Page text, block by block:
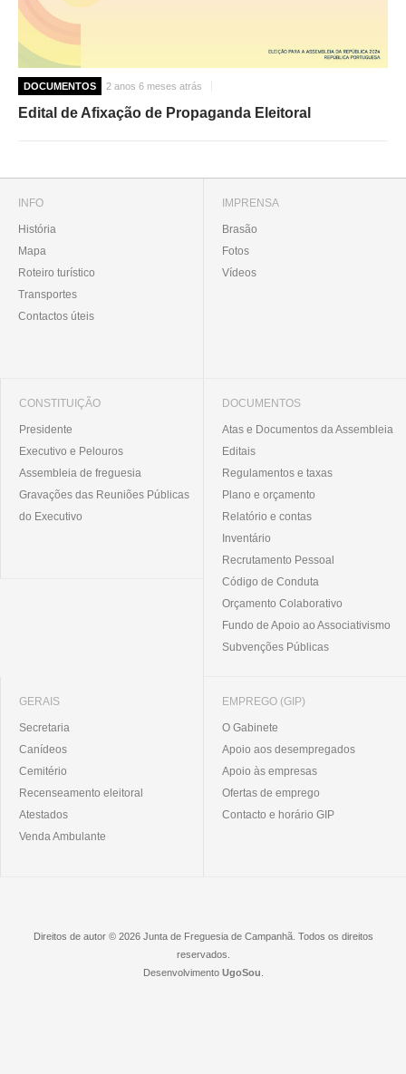
DOCUMENTOS 2 anos 6 meses atrás
Edital de Afixação de Propaganda Eleitoral
INFO
História
Mapa
Roteiro turístico
Transportes
Contactos úteis
IMPRENSA
Brasão
Fotos
Vídeos
CONSTITUIÇÃO
Presidente
Executivo e Pelouros
Assembleia de freguesia
Gravações das Reuniões Públicas
do Executivo
DOCUMENTOS
Atas e Documentos da Assembleia
Editais
Regulamentos e taxas
Plano e orçamento
Relatório e contas
Inventário
Recrutamento Pessoal
Código de Conduta
Orçamento Colaborativo
Fundo de Apoio ao Associativismo
Subvenções Públicas
GERAIS
Secretaria
Canídeos
Cemitério
Recenseamento eleitoral
Atestados
Venda Ambulante
EMPREGO (GIP)
O Gabinete
Apoio aos desempregados
Apoio às empresas
Ofertas de emprego
Contacto e horário GIP
Direitos de autor © 2026 Junta de Freguesia de Campanhã. Todos os direitos
reservados.
Desenvolvimento UgoSou